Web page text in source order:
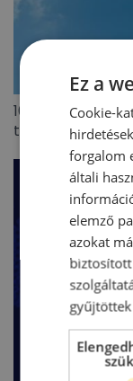
100 millió eurót
tranzakciót zárt
Ez a
Cookie-
forgalom
általi
elemző
azokat